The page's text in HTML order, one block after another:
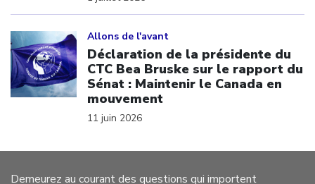
Allons de l'avant
Déclaration de la présidente du
CTC Bea Bruske sur le rapport du
Sénat : Maintenir le Canada en
mouvement
11 juin 2026
Demeurez au courant des questions qui importent